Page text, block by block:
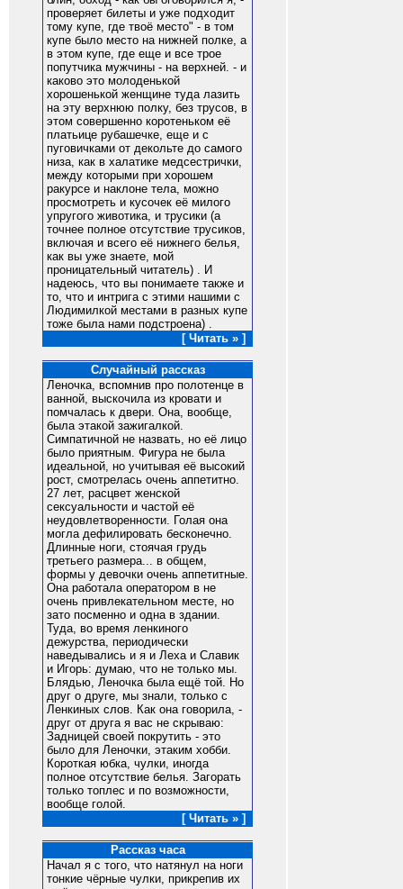
проверяет билеты и уже подходит
тому купе, где твоё место" - в том
купе было место на нижней полке, а
в этом купе, где еще и все трое
попутчика мужчины - на верхней. - и
каково это молоденькой
хорошенькой женщине туда лазить
на эту верхнюю полку, без трусов, в
этом совершенно коротеньком её
платьице рубашечке, еще и с
пуговичками от декольте до самого
низа, как в халатике медсестрички,
между которыми при хорошем
ракурсе и наклоне тела, можно
просмотреть и кусочек её милого
упругого животика, и трусики (а
точнее полное отсутствие трусиков,
включая и всего её нижнего белья,
как вы уже знаете, мой
проницательный читатель) . И
надеюсь, что вы понимаете также и
то, что и интрига с этими нашими с
Людимилкой местами в разных купе
тоже была нами подстроена) .
[ Читать » ]
Случайный рассказ
Леночка, вспомнив про полотенце в
ванной, выскочила из кровати и
помчалась к двери. Она, вообще,
была этакой зажигалкой.
Симпатичной не назвать, но её лицо
было приятным. Фигура не была
идеальной, но учитывая её высокий
рост, смотрелась очень аппетитно.
27 лет, расцвет женской
сексуальности и частой её
неудовлетворенности. Голая она
могла дефилировать бесконечно.
Длинные ноги, стоячая грудь
третьего размера... в общем,
формы у девочки очень аппетитные.
Она работала оператором в не
очень привлекательном месте, но
зато посменно и одна в здании.
Туда, во время ленкиного
дежурства, периодически
наведывались и я и Леха и Славик
и Игорь: думаю, что не только мы.
Блядью, Леночка была ещё той. Но
друг о друге, мы знали, только с
Ленкиных слов. Как она говорила, -
друг от друга я вас не скрываю:
Задницей своей покрутить - это
было для Леночки, этаким хобби.
Короткая юбка, чулки, иногда
полное отсутствие белья. Загорать
только топлес и по возможности,
вообще голой.
[ Читать » ]
Рассказ часа
Начал я с того, что натянул на ноги
тонкие чёрные чулки, прикрепив их